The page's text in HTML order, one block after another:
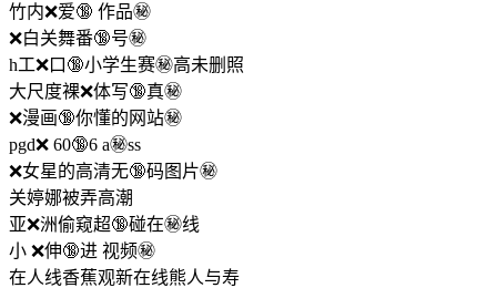
竹内❌爱🔞 作品㊙️
❌白关舞番🔞号㊙️
h工❌口🔞小学生赛㊙️高未删照
大尺度裸❌体写🔞真㊙️
❌漫画🔞你懂的网站㊙️
pgd❌ 60🔞6 a㊙️ss
❌女星的高清无🔞码图片㊙️
关婷娜被弄高潮
亚❌洲偷窥超🔞碰在㊙️线
小 ❌伸🔞进 视频㊙️
在人线香蕉观新在线熊人与寿